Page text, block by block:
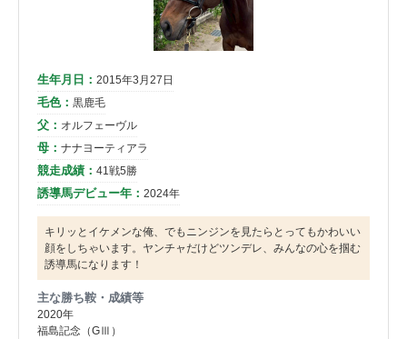
生年月日： 2015年3月27日
毛色： 黒鹿毛
父： オルフェーヴル
母： ナナヨーティアラ
競走成績： 41戦5勝
誘導馬デビュー年： 2024年
キリッとイケメンな俺、でもニンジンを見たらとってもかわいい
顔をしちゃいます。ヤンチャだけどツンデレ、みんなの心を掴む
誘導馬になります！
主な勝ち鞍・成績等
2020年
福島記念（GⅢ）